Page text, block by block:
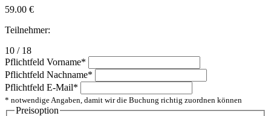
59.00 €
Teilnehmer:
10 / 18
Pflichtfeld Vorname*
Pflichtfeld Nachname*
Pflichtfeld E-Mail*
* notwendige Angaben, damit wir die Buchung richtig zuordnen können
Preisoption